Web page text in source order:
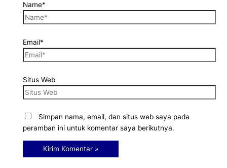
Name*
Email*
Situs Web
Simpan nama, email, dan situs web saya pada
peramban ini untuk komentar saya berikutnya.